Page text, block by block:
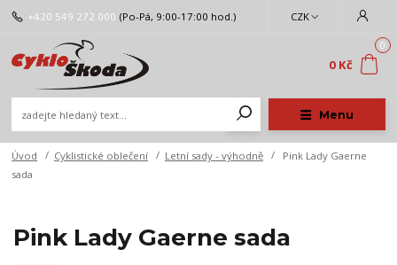
Menu
CZK
+420 549 272 000 (Po-Pá, 9:00-17:00 hod.)
0
0 Kč
Úvod Cyklistické oblečení Letní sady - výhodně
Pink Lady Gaerne
sada
Pink Lady Gaerne sada